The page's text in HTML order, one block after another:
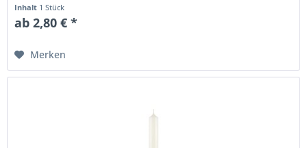
Inhalt 1 Stück
ab 2,80 € *
Merken